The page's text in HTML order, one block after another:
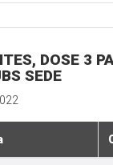
DOSE 3
SEDE